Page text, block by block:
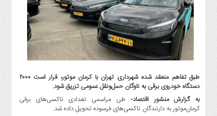
و
پتروشیمی
صنعت
و
خودرو
آپ
و
فن
آوری
طبق تفاهم منعقد شده شهرداری‌ تهران با کرمان موتور، قرار است ٢۰۰۰
دستگاه خودروی برقی به ناوگان حمل‌ونقل عمومی تزریق شود.
به گزارش منشور اقتصاد- طی مراسمی تعدادی تاکسی‌های برقی
کرمان‌موتور به دارنندگان تاکسی‌های فرسوده تحویل داده شد.